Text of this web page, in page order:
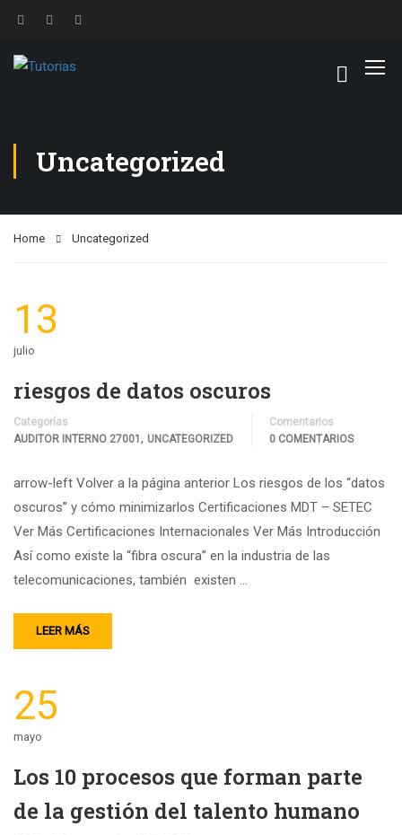
Uncategorized
Home Uncategorized
13
julio
riesgos de datos oscuros
Categorías
AUDITOR INTERNO 27001 , UNCATEGORIZED
Comentarios
0 COMENTARIOS
arrow-left Volver a la página anterior Los riesgos de los “datos
oscuros” y cómo minimizarlos Certificaciones MDT – SETEC
Ver Más Certificaciones Internacionales Ver Más Introducción
Así como existe la “fibra oscura” en la industria de las
telecomunicaciones, también existen …
LEER MÁS
25
mayo
Los 10 procesos que forman parte
de la gestión del talento humano